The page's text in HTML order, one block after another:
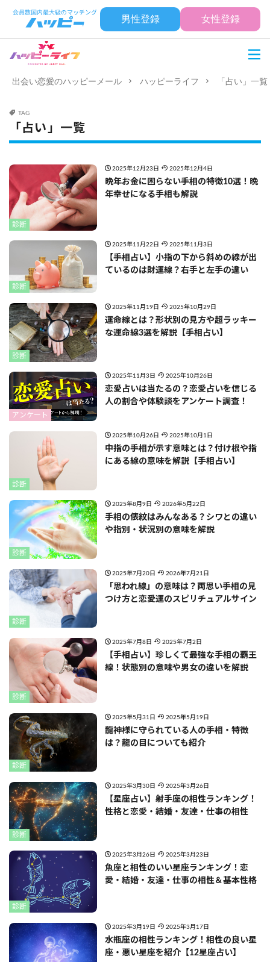
男性登録 女性登録
出会い恋愛のハッピーメール ハッピーライフ 「占い」一覧
TAG
「占い」一覧
診断
2025年12月23日 2025年12月4日
晩年お金に困らない手相の特徴10選！晩
年幸せになる手相も解説
診断
2025年11月22日 2025年11月3日
【手相占い】小指の下から斜めの線が出
ているのは財運線？右手と左手の違い
診断
2025年11月19日 2025年10月29日
運命線とは？形状別の見方や超ラッキー
な運命線3選を解説【手相占い】
アンケート
2025年11月3日 2025年10月26日
恋愛占いは当たるの？恋愛占いを信じる
人の割合や体験談をアンケート調査！
診断
2025年10月26日 2025年10月1日
中指の手相が示す意味とは？付け根や指
にある線の意味を解説【手相占い】
診断
2025年8月9日 2026年5月22日
手相の俵紋はみんなある？シワとの違い
や指別・状況別の意味を解説
診断
2025年7月20日 2026年7月21日
「思われ線」の意味は？両思い手相の見
つけ方と恋愛運のスピリチュアルサイン
診断
2025年7月8日 2025年7月2日
【手相占い】珍しくて最強な手相の覇王
線！状態別の意味や男女の違いを解説
診断
2025年5月31日 2025年5月19日
龍神様に守られている人の手相・特徴
は？龍の目についても紹介
診断
2025年3月30日 2025年3月26日
【星座占い】射手座の相性ランキング！
性格と恋愛・結婚・友達・仕事の相性
診断
2025年3月26日 2025年3月23日
魚座と相性のいい星座ランキング！恋
愛・結婚・友達・仕事の相性＆基本性格
2025年3月19日 2025年3月17日
水瓶座の相性ランキング！相性の良い星
座・悪い星座を紹介【12星座占い】